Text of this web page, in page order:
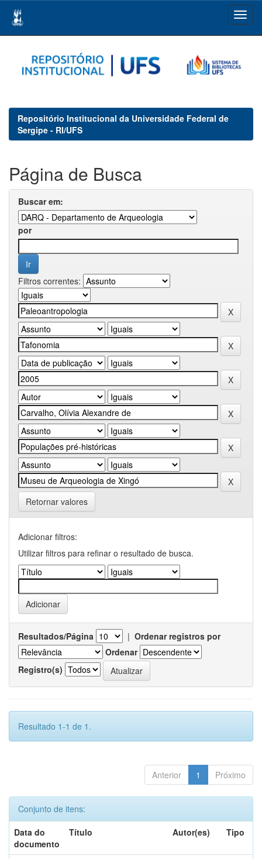
navigation
Repositório Institucional da Universidade Federal de
Sergipe - RI/UFS
Página de Busca
Buscar em:
por
Filtros correntes:
Retornar valores
Adicionar filtros:
Utilizar filtros para refinar o resultado de busca.
Resultados/Página | Ordenar registros por
Ordenar
Registro(s)
Resultado 1-1 de 1.
Anterior 1 Próximo
Conjunto de itens:
Data do
documento
Título Autor(es) Tipo